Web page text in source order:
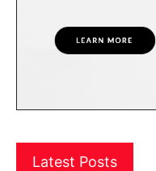
Latest Posts